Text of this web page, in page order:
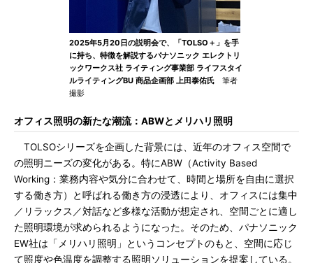
2025年5月20日の説明会で、「TOLSO＋」を手
に持ち、特徴を解説するパナソニック エレクトリ
ックワークス社 ライティング事業部 ライフスタイ
ルライティングBU 商品企画部 上田泰佑氏 筆者
撮影
オフィス照明の新たな潮流：ABWとメリハリ照明
TOLSOシリーズを企画した背景には、近年のオフィス空間で
の照明ニーズの変化がある。特にABW（Activity Based
Working：業務内容や気分に合わせて、時間と場所を自由に選択
する働き方）と呼ばれる働き方の浸透により、オフィスには集中
／リラックス／対話など多様な活動が想定され、空間ごとに適し
た照明環境が求められるようになった。そのため、パナソニック
EW社は「メリハリ照明」というコンセプトのもと、空間に応じ
て照度や色温度を調整する照明ソリューションを提案している。